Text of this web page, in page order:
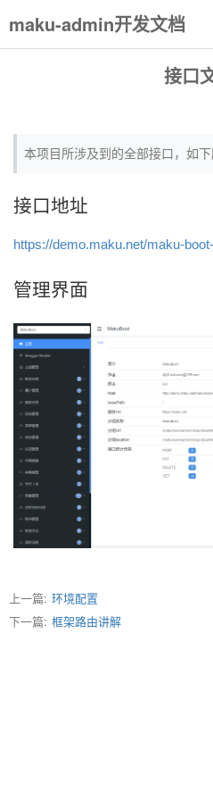
maku-admin开发文档
接口
本项目所涉及到的全部接口，如下
接口地址
https://demo.maku.net/maku-
管理界面
上一篇: 环境配置
下一篇: 框架路由讲解